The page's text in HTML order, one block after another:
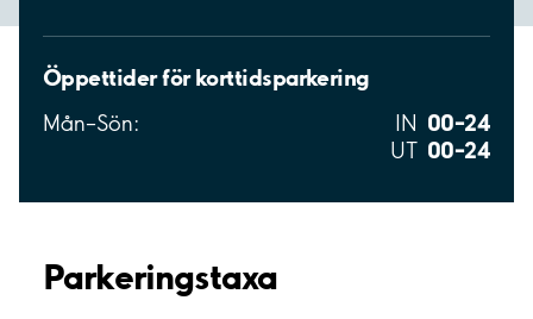
Öppettider för korttidsparkering
Mån–Sön: IN 00–24
UT 00–24
Parkeringstaxa